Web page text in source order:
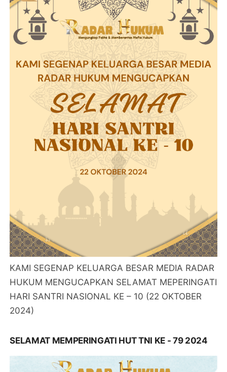
KAMI SEGENAP KELUARGA BESAR MEDIA RADAR
HUKUM MENGUCAPKAN SELAMAT MEPERINGATI
HARI SANTRI NASIONAL KE – 10 (22 OKTOBER
2024)
SELAMAT MEMPERINGATI HUT TNI KE - 79 2024